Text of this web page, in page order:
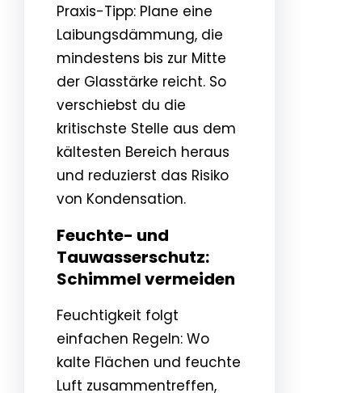
Praxis-Tipp: Plane eine
Laibungsdämmung, die
mindestens bis zur Mitte
der Glasstärke reicht. So
verschiebst du die
kritischste Stelle aus dem
kältesten Bereich heraus
und reduzierst das Risiko
von Kondensation.
Feuchte- und
Tauwasserschutz:
Schimmel vermeiden
Feuchtigkeit folgt
einfachen Regeln: Wo
kalte Flächen und feuchte
Luft zusammentreffen,